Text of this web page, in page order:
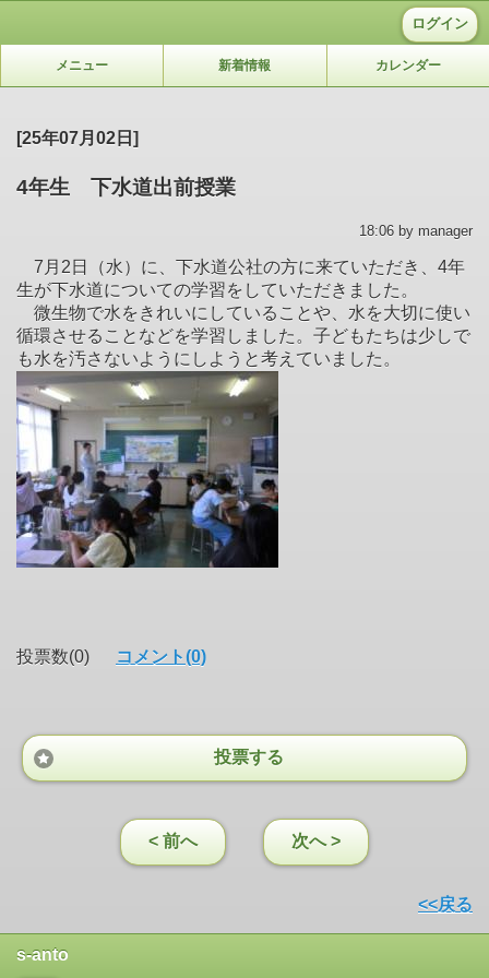
ログイン
メニュー 新着情報 カレンダー
[25年07月02日]
4年生 下水道出前授業
18:06 by manager
7月2日（水）に、下水道公社の方に来ていただき、4年
生が下水道についての学習をしていただきました。
微生物で水をきれいにしていることや、水を大切に使い
循環させることなどを学習しました。子どもたちは少しで
も水を汚さないようにしようと考えていました。
投票数(0) コメント(0)
投票する
< 前へ 次へ >
<<戻る
s-anto